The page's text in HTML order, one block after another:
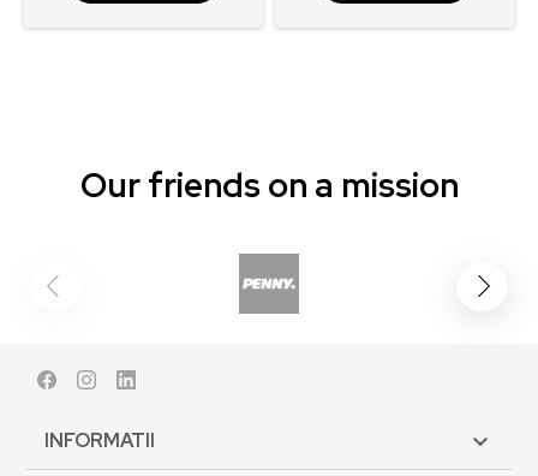
Our friends on a mission
FacebookInstagram
INFORMATII 